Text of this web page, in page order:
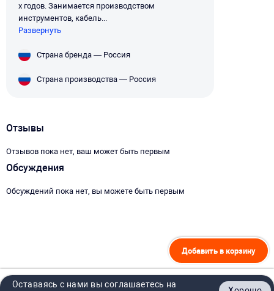
х годов. Занимается производством
инструментов, кабель...
Развернуть
Страна бренда — Россия
Страна производства — Россия
Отзывы
Отзывов пока нет, ваш может быть первым
Обсуждения
Обсуждений пока нет, вы можете быть первым
Добавить в корзину
Оставаясь с нами вы соглашаетесь на